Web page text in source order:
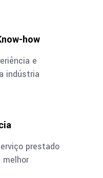
how
e
indústria
prestado
melhor